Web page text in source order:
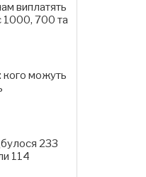
виплатять
1000, 700 та
кого можуть
233
114